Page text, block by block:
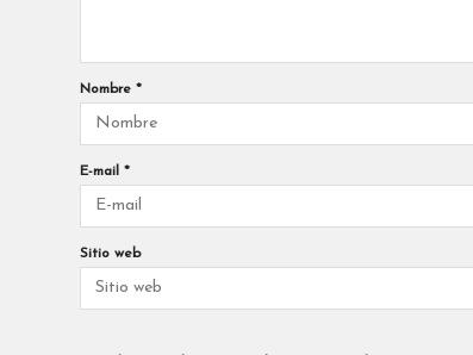
Nombre *
E-mail *
Sitio web